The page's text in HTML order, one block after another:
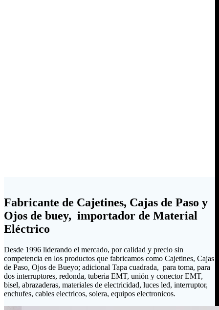
Fabricante de Cajetines, Cajas de Paso y
Ojos de buey, importador de Material
Eléctrico
Desde 1996 liderando el mercado, por calidad y precio sin
competencia en los productos que fabricamos como Cajetines, Cajas
de Paso, Ojos de Bueyo; adicional Tapa cuadrada, para toma, para
dos interruptores, redonda, tuberia EMT, unión y conector EMT,
bisel, abrazaderas, materiales de electricidad, luces led, interruptor,
enchufes, cables electricos, solera, equipos electronicos.